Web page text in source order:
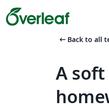
arrow_left_alt Back to all
A